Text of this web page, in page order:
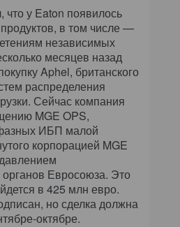
у Eaton появилось
в том числе —
независимых
месяцев назад
Aphel, британского
распределения
Сейчас компания
MGE OPS,
ИБП малой
корпорацией MGE
Евросоюза. Это
в 425 млн евро.
но сделка должна
октябре.